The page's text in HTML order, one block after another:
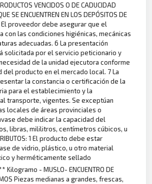
VENCIDOS O DE CADUCIDAD
SE ENCUENTREN EN LOS DEPÓSITOS DE
El proveedor debe asegurar que el
con las condiciones higiénicas, mecánicas
adecuadas. 6 La presentación
solicitada por el servicio peticionario y
de la unidad ejecutora conforme
del producto en el mercado local. 7 La
la constancia o certificación de la
para el establecimiento y la
transporte, vigentes. Se exceptúan
locales de áreas provinciales o
debe indicar la capacidad del
libras, mililitros, centímetros cúbicos, u
1 El producto debe estar
de vidrio, plástico, u otro material
y herméticamente sellado
- MUSLO- ENCUENTRO DE
Piezas medianas a grandes, frescas,